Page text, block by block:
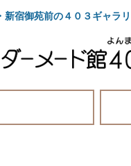
御苑前の４０３ギャラリ